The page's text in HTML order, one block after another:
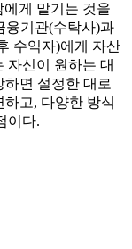
게 맡기는 것을
융기관(수탁사)과
수익자)에게 자산
자신이 원하는 대
하면 설정한 대로
하고, 다양한 방식
이다.